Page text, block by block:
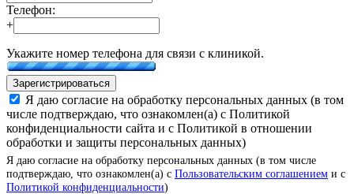
Телефон:
+
Укажите номер телефона для связи с клиникой.
Зарегистрироваться
Я даю согласие на обработку персональных данных (в том
числе подтверждаю, что ознакомлен(а) с Политикой
конфиденциальности сайта и с Политикой в отношении
обработки и защиты персональных данных)
Я даю согласие на обработку персональных данных (в том числе
подтверждаю, что ознакомлен(а) с Пользовательским соглашением и с
Политикой конфиденциальности)